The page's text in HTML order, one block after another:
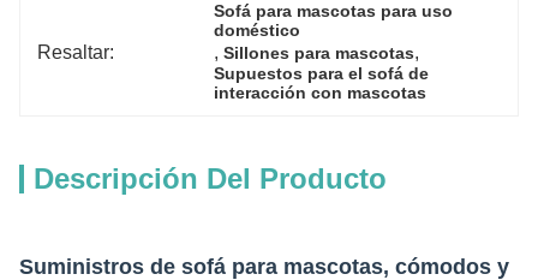
Resaltar:
Sofá para mascotas para uso
doméstico
, Sillones para mascotas,
Supuestos para el sofá de
interacción con mascotas
Descripción Del Producto
Suministros de sofá para mascotas, cómodos y